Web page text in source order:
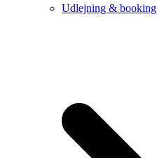
Udlejning & booking